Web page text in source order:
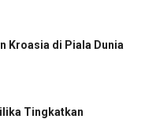
Kroasia di Piala Dunia
Tingkatkan